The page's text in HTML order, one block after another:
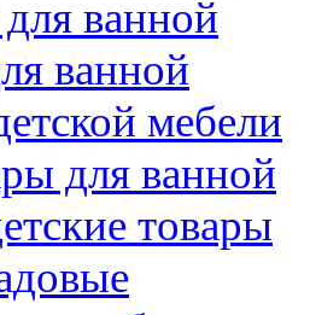
ванной
ванной
мебели
для ванной
товары